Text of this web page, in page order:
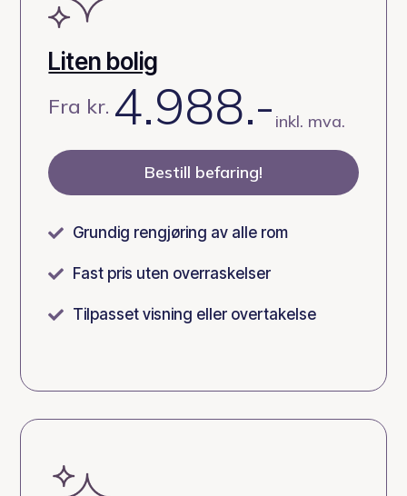
Liten bolig
Fra kr. 4.988.- inkl. mva.
Bestill befaring!
 Grundig rengjøring av alle rom
 Fast pris uten overraskelser
 Tilpasset visning eller overtakelse